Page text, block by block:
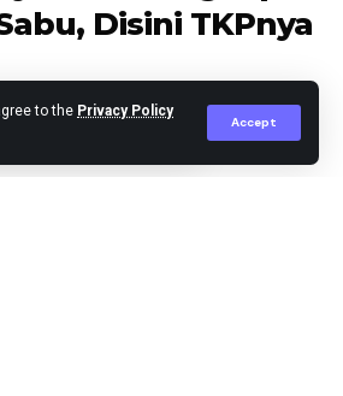
to the Privacy Policy
Accept
Disini TKPnya